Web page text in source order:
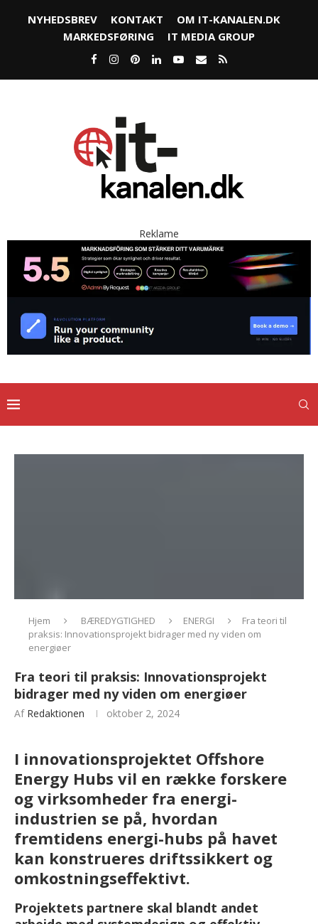
NYHEDSBREV KONTAKT
OM IT-KANALEN.DK
MARKEDSFØRING
IT MEDIA GROUP
Reklame
Hjem BÆREDYGTIGHED ENERGI
Fra teori til
praksis: Innovationsprojekt bidrager med ny viden om
energiøer
Fra teori til praksis: Innovationsprojekt
bidrager med ny viden om energiøer
Af Redaktionen oktober 2, 2024
I innovationsprojektet Offshore
Energy Hubs vil en række forskere
og virksomheder fra energi-
industrien se på, hvordan
fremtidens energi-hubs på havet
kan konstrueres driftssikkert og
omkostningseffektivt.
Projektets partnere skal blandt andet